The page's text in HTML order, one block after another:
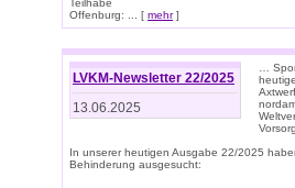
Teilhabe
Offenburg: ... [ mehr]
LVKM-Newsletter 22/2025
13.06.2025
…
In unserer heutigen Ausgabe 22/2025
Behinderung ausgesucht: